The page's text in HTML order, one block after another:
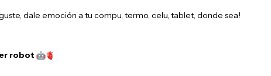
dale emoción a tu compu, termo, celu, tablet, donde sea!
robot